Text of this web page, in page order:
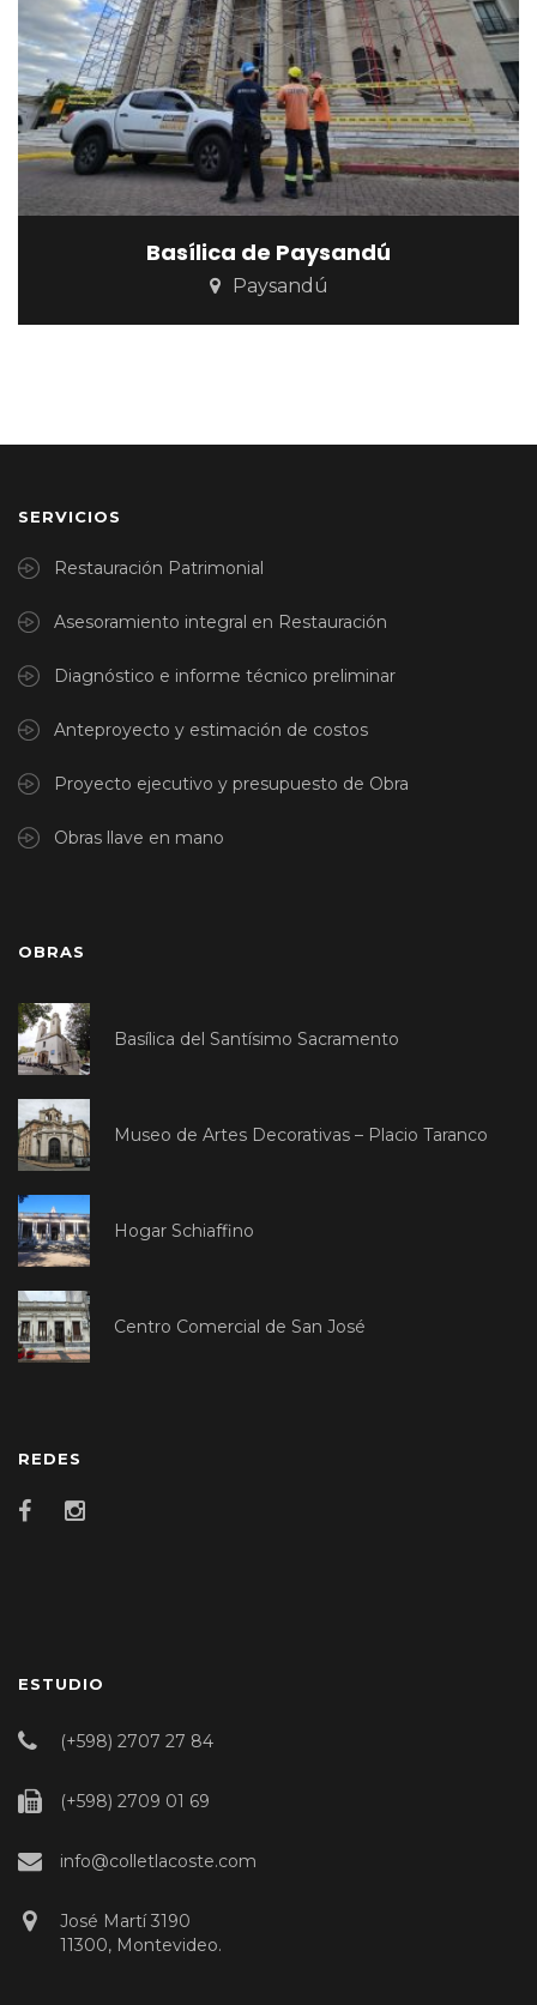
Basílica de Paysandú
Paysandú
SERVICIOS
Restauración Patrimonial
Asesoramiento integral en Restauración
Diagnóstico e informe técnico preliminar
Anteproyecto y estimación de costos
Proyecto ejecutivo y presupuesto de Obra
Obras llave en mano
OBRAS
Basílica del Santísimo Sacramento
Museo de Artes Decorativas – Placio Taranco
Hogar Schiaffino
Centro Comercial de San José
REDES
ESTUDIO
(+598) 2707 27 84
(+598) 2709 01 69
info@colletlacoste.com
José Martí 3190
11300, Montevideo.